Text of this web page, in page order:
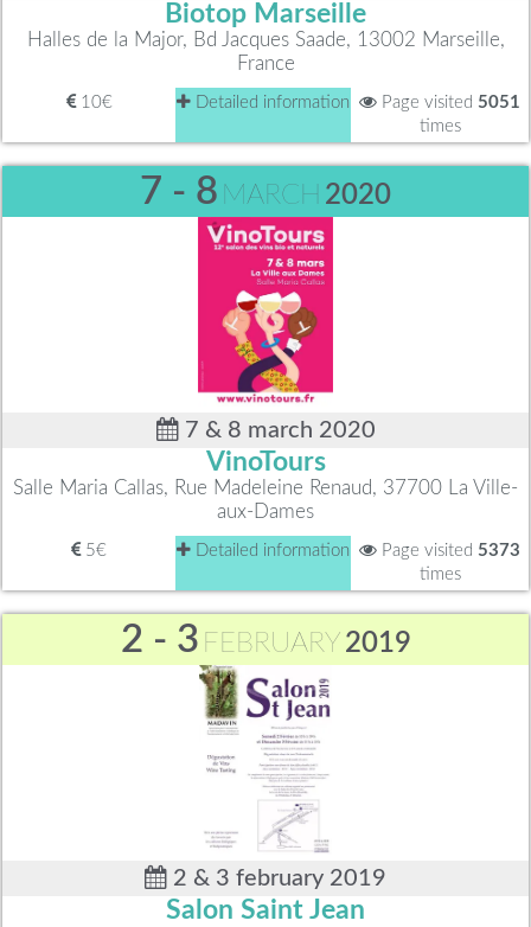
Biotop Marseille
Halles de la Major, Bd Jacques Saade, 13002 Marseille,
France
10€ Detailed information Page visited 5051
times
7 - 8 MARCH 2020
7 & 8 march 2020
VinoTours
Salle Maria Callas, Rue Madeleine Renaud, 37700 La Ville-
aux-Dames
5€ Detailed information Page visited 5373
times
2 - 3 FEBRUARY 2019
2 & 3 february 2019
Salon Saint Jean